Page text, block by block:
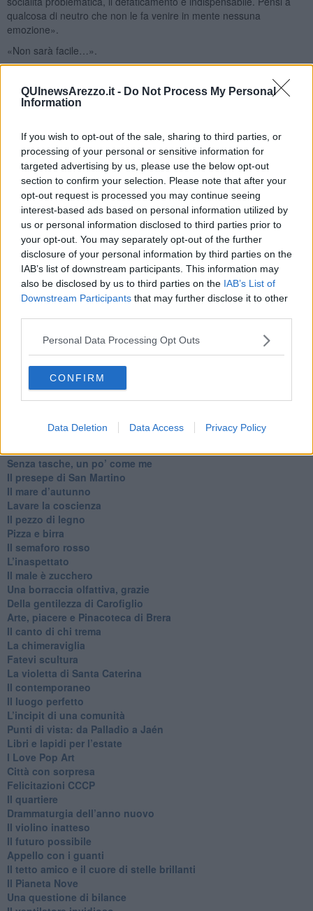
QUInewsArezzo.it - Do Not Process My Personal
Information
If you wish to opt-out of the sale, sharing to third parties, or
processing of your personal or sensitive information for
targeted advertising by us, please use the below opt-out
section to confirm your selection. Please note that after your
opt-out request is processed you may continue seeing
interest-based ads based on personal information utilized by
us or personal information disclosed to third parties prior to
your opt-out. You may separately opt-out of the further
disclosure of your personal information by third parties on the
IAB’s list of downstream participants. This information may
also be disclosed by us to third parties on the IAB’s List of
Downstream Participants that may further disclose it to other
Personal Data Processing Opt Outs
CONFIRM
Data Deletion Data Access Privacy Policy
qualcosa di neutro che non le fa venire in mente nessuna
emozione».
«Non sarà facile…».
ha finito mi venga a chiamare che passiamo al manubrio
dell’immedesimazione. Lì i pesi sono due, naturalmente».
Gianni Micheli
Se vuoi leggere le notizie principali della Toscana iscriviti alla
Newsletter QUInews - ToscanaMedia.Arriva gratis tutti i giorni
alle 20:00 direttamente nella tua casella di posta.
Basta cliccareQUI
Ti potrebbe interessare anche:
Ode ai lacci
​L’elenco telefonico
​La ris(u)onanza
​In casa ho una macchina del tempo
Professione: reporter
​Senza tasche, un po’ come me
​Il presepe di San Martino
​Il mare d’autunno
​Lavare la coscienza
​Il pezzo di legno
​Pizza e birra
​Il semaforo rosso
​L’inaspettato
​Il male è zucchero
​Una borraccia olfattiva, grazie
​Della gentilezza di Carofiglio
Arte, piacere e Pinacoteca di Brera
​Il canto di chi trema
La chimeraviglia
​Fatevi scultura
​La violetta di Santa Caterina
​Il contemporaneo
​Il luogo perfetto
​L’incipit di una comunità
Punti di vista: da Palladio a Jaén
​Libri e lapidi per l’estate
​I Love Pop Art
Città con sorpresa
Felicitazioni CCCP
​Il quartiere
​Drammaturgia dell’anno nuovo
​Il violino inatteso
​Il futuro possibile
​Appello con i guanti
​Il tetto amico e il cuore di stelle brillanti
​Il Pianeta Nove
​Una questione di bilance